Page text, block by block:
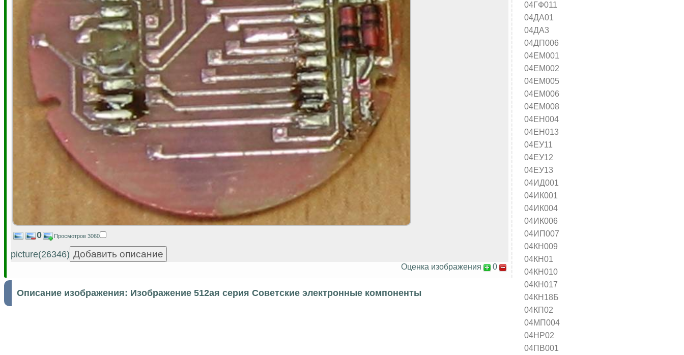
04ГФ011
04ДА01
04ДА3
04ДП006
04ЕМ001
04ЕМ002
04ЕМ005
04ЕМ006
04ЕМ008
04ЕН004
04ЕН013
04ЕУ11
04ЕУ12
04ЕУ13
04ИД001
04ИК001
04ИК004
04ИК006
04ИП007
04КН009
04КН01
04КН010
04КН017
04КН18Б
04КП02
04МП004
04НР02
04ПВ001
0 Просмотров 3060
picture(26346)
Оценка изображения 0
Описание изображения: Изображение 512ая серия Советские электронные компоненты